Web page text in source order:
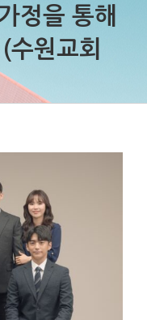
정을 통해
수원교회